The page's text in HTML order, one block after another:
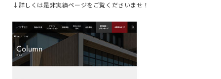
↓詳しくは是非実績ページをご覧くださいませ！